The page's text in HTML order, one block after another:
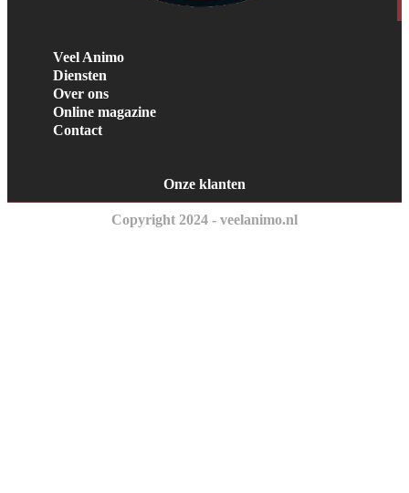
Veel Animo
Diensten
Over ons
Online magazine
Contact
Onze klanten
Copyright 2024 - veelanimo.nl